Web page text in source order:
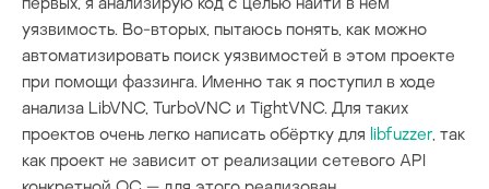
уязвимость. Во-вторых, пытаюсь понять, как можно
автоматизировать поиск уязвимостей в этом проекте
при помощи фаззинга. Именно так я поступил в ходе
анализа LibVNC, TurboVNC и TightVNC. Для таких
проектов очень легко написать обёртку для libfuzzer, так
как проект не зависит от реализации сетевого API